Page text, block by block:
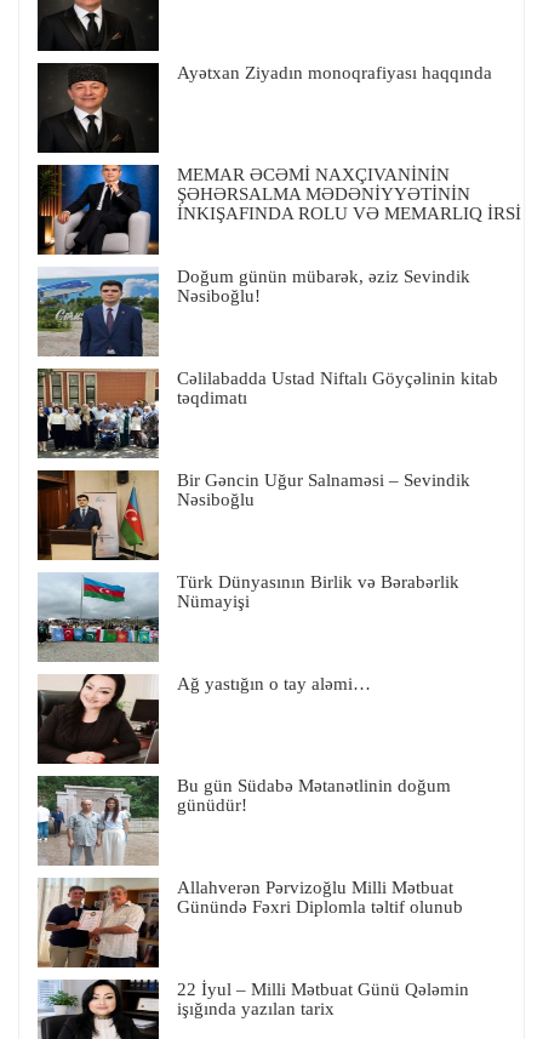
Ayətxan Ziyadın monoqrafiyası haqqında
MEMAR ƏCƏMİ NAXÇIVANİNİN
ŞƏHƏRSALMA MƏDƏNİYYƏTİNİN
İNKIŞAFINDA ROLU VƏ MEMARLIQ İRSİ
Doğum günün mübarək, əziz Sevindik
Nəsiboğlu!
Cəlilabadda Ustad Niftalı Göyçəlinin kitab
təqdimatı
Bir Gəncin Uğur Salnaməsi – Sevindik
Nəsiboğlu
Türk Dünyasının Birlik və Bərabərlik
Nümayişi
Ağ yastığın o tay aləmi…
Bu gün Südabə Mətanətlinin doğum
günüdür!
Allahverən Pərvizoğlu Milli Mətbuat
Günündə Fəxri Diplomla təltif olunub
22 İyul – Milli Mətbuat Günü Qələmin
işığında yazılan tarix